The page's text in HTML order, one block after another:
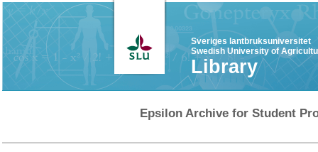
Sveriges lantbruksuniversitet
Swedish University of
Library
Epsilon Archive for Student